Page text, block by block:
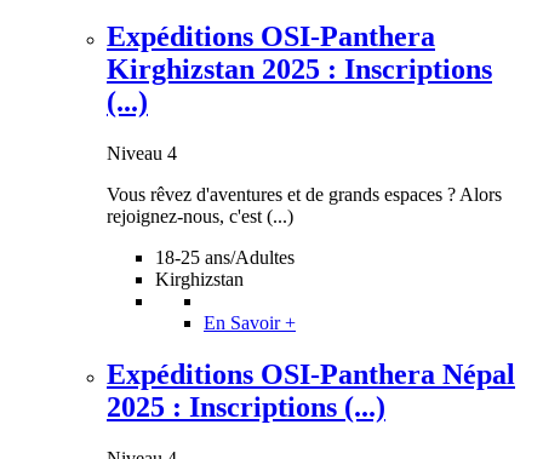
Expéditions OSI-Panthera
Kirghizstan 2025 : Inscriptions
(...)
Niveau 4
Vous rêvez d'aventures et de grands espaces ? Alors
rejoignez-nous, c'est (...)
18-25 ans/Adultes
Kirghizstan
En Savoir +
Expéditions OSI-Panthera Népal
2025 : Inscriptions (...)